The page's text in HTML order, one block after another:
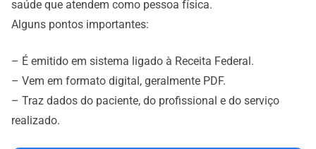
saúde que atendem como pessoa física.
Alguns pontos importantes:
– É emitido em sistema ligado à Receita Federal.
– Vem em formato digital, geralmente PDF.
– Traz dados do paciente, do profissional e do serviço
realizado.